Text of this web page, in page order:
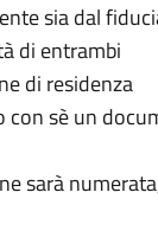
sia dal
di entrambi
di residenza
con sè un
sarà